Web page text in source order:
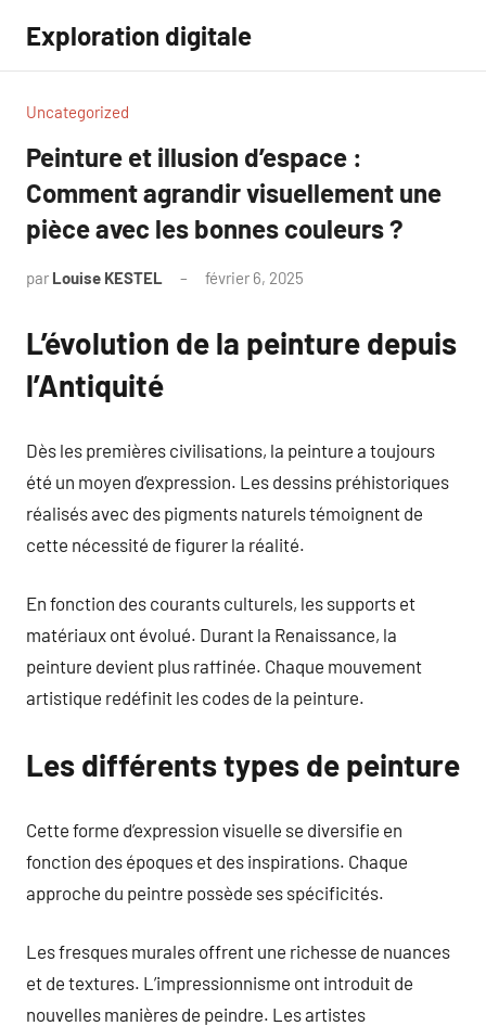
contenu
Exploration digitale
Uncategorized
Peinture et illusion d’espace :
Comment agrandir visuellement une
pièce avec les bonnes couleurs ?
par Louise KESTEL février 6, 2025
L’évolution de la peinture depuis
l’Antiquité
Dès les premières civilisations, la peinture a toujours
été un moyen d’expression. Les dessins préhistoriques
réalisés avec des pigments naturels témoignent de
cette nécessité de figurer la réalité.
En fonction des courants culturels, les supports et
matériaux ont évolué. Durant la Renaissance, la
peinture devient plus raffinée. Chaque mouvement
artistique redéfinit les codes de la peinture.
Les différents types de peinture
Cette forme d’expression visuelle se diversifie en
fonction des époques et des inspirations. Chaque
approche du peintre possède ses spécificités.
Les fresques murales offrent une richesse de nuances
et de textures. L’impressionnisme ont introduit de
nouvelles manières de peindre. Les artistes